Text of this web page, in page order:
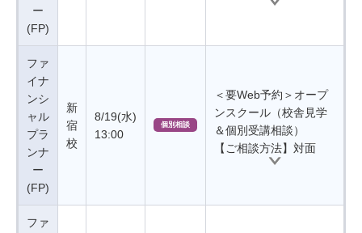
ー
(FP)
ファ
イナ
ンシ
ャル
プラ
ンナ
ー
(FP)
新
宿
校
8/19(水)
13:00
個別相談
＜要Web予約＞オープ
ンスクール（校舎見学
＆個別受講相談）
【ご相談方法】対面
ファ